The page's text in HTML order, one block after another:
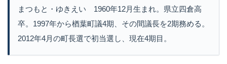
まつもと・ゆきえい 1960年12月生まれ。県立四倉高
卒。1997年から楢葉町議4期、その間議長を2期務める。
2012年4月の町長選で初当選し、現在4期目。